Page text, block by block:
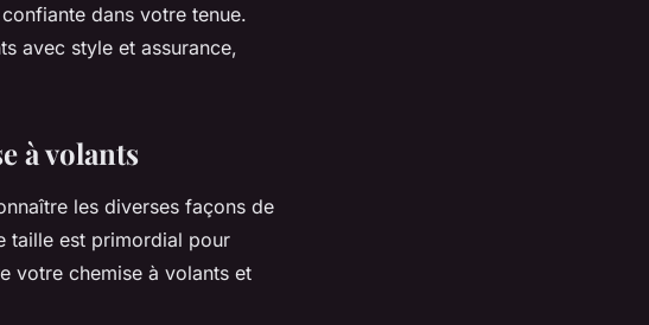
dans votre tenue.
avec style et assurance,
à volants
les diverses façons de
taille est primordial pour
votre chemise à volants et